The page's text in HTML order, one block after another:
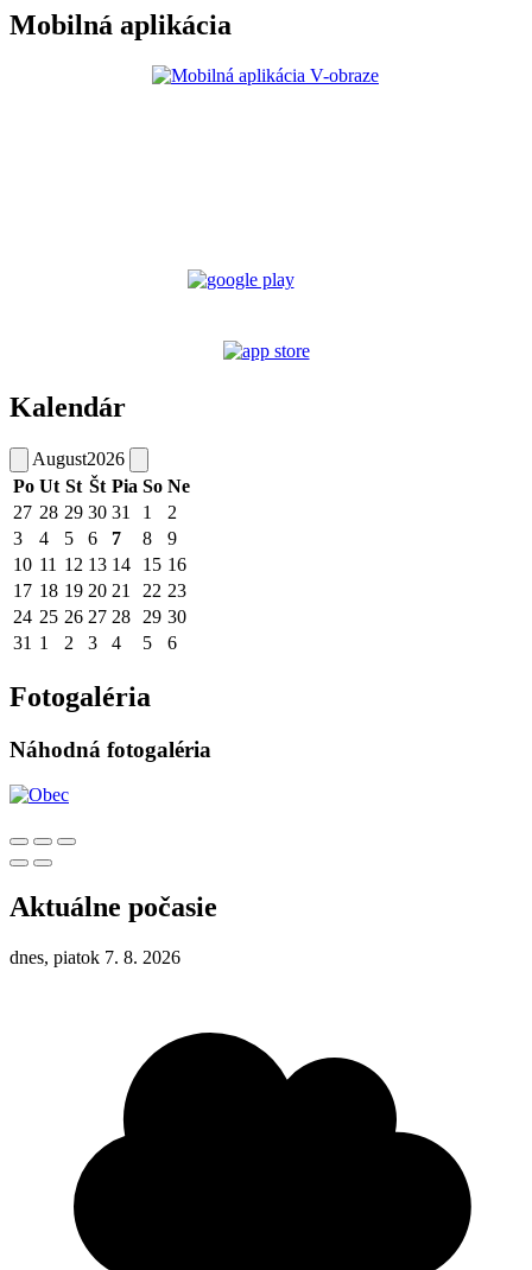
Mobilná aplikácia
Kalendár
August2026
Po Ut St Št Pia So Ne
27 28 29 30 31 1
2
3
4 5 6 7 8
9
10 11 12 13 14 15 16
17 18 19 20 21 22 23
24 25 26 27 28 29 30
31 1 2 3 4 5 6
Fotogaléria
Náhodná fotogaléria
Aktuálne počasie
dnes, piatok 7. 8. 2026